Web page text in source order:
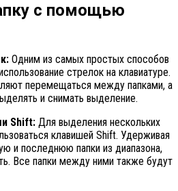
с помощью
Одним из самых простых способов
стрелок на клавиатуре.
перемещаться между папками, а
и снимать выделение.
Shift: Для выделения нескольких
клавишей Shift. Удерживая
и последнюю папки из диапазона,
Все папки между ними также будут